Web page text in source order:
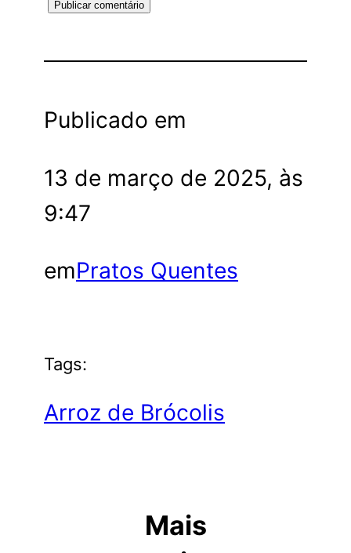
Publicado em
13 de março de 2025, às
9:47
emPratos Quentes
Tags:
Arroz de Brócolis
Mais